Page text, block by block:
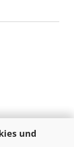
und